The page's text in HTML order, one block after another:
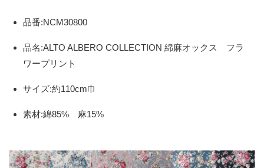
品番:NCM30800
品名:ALTO ALBERO COLLECTION 綿麻オックス フラ
ワープリント
サイズ:約110cm巾
素材:綿85% 麻15%